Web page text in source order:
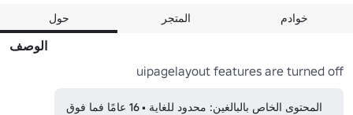
حول المتجر خوادم
الوصف
uipagelayout features are turned off
المحتوى الخاص بالبالغين: محدود للغاية • 16 عامًا فما فوق